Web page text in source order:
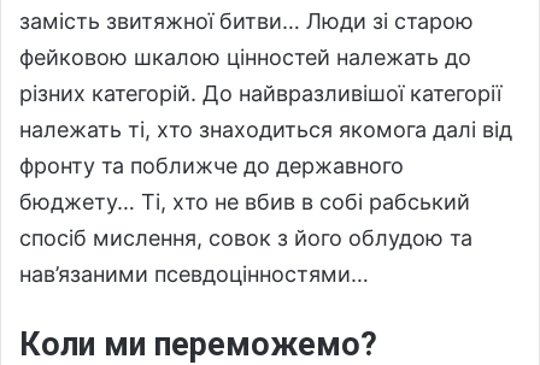
замість звитяжної битви… Люди зі старою
фейковою шкалою цінностей належать до
різних категорій. До найвразливішої категорії
належать ті, хто знаходиться якомога далі від
фронту та поближче до державного
бюджету… Ті, хто не вбив в собі рабський
спосіб мислення, совок з його облудою та
нав’язаними псевдоцінностями…
Коли ми переможемо?